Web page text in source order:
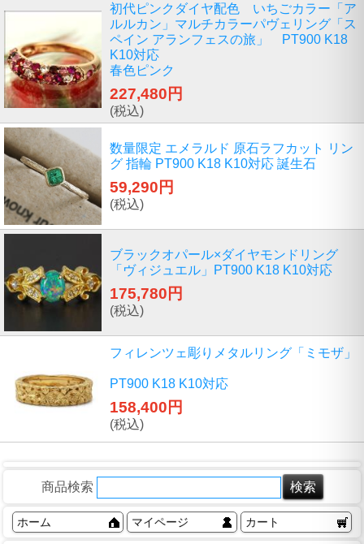
初代ピンクダイヤ配色 いちごカラー「ア
ルルカン」マルチカラーパヴェリング「ス
ペイン アランフェスの旅」 PT900 K18
K10対応
春色ピンク
227,480円
(税込)
数量限定 エメラルド 原石ラフカット リン
グ 指輪 PT900 K18 K10対応 誕生石
59,290円
(税込)
ブラックオパール×ダイヤモンドリング
「ヴィジュエル」PT900 K18 K10対応
175,780円
(税込)
フィレンツェ彫りメタルリング「ミモザ」
PT900 K18 K10対応
158,400円
(税込)
商品検索
ホーム マイページ カート